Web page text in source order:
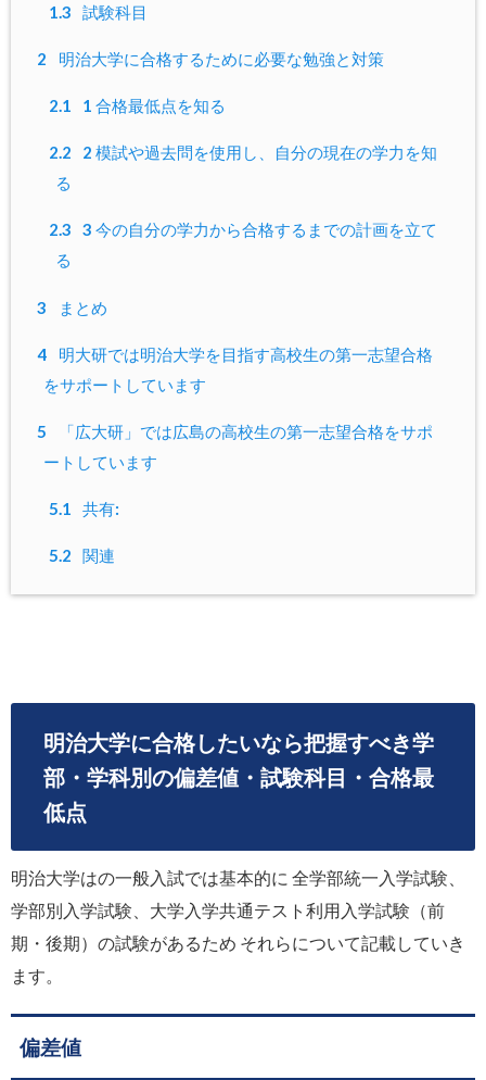
1.3 試験科目
2 明治大学に合格するために必要な勉強と対策
2.1 1 合格最低点を知る
2.2
2 模試や過去問を使用し、自分の現在の学力を知
る
2.3
3 今の自分の学力から合格するまでの計画を立て
る
3 まとめ
4
明大研では明治大学を目指す高校生の第一志望合格
をサポートしています
5
「広大研」では広島の高校生の第一志望合格をサポ
ートしています
5.1 共有:
5.2 関連
明治大学に合格したいなら把握すべき学
部・学科別の偏差値・試験科目・合格最
低点
明治大学はの一般入試では基本的に 全学部統一入学試験、
学部別入学試験、大学入学共通テスト利用入学試験（前
期・後期）の試験があるため それらについて記載していき
ます。
偏差値